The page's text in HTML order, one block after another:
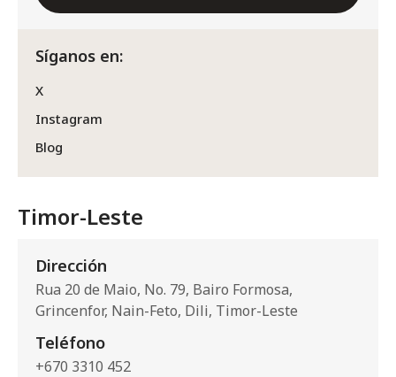
Síganos en:
X
Instagram
Blog
Timor-Leste
Dirección
Rua 20 de Maio, No. 79, Bairo Formosa,
Grincenfor, Nain-Feto, Dili, Timor-Leste
Teléfono
+670 3310 452